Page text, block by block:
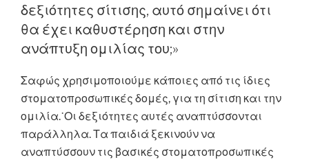
δεξιότητες σίτισης, αυτό σημαίνει ότι
θα έχει καθυστέρηση και στην
ανάπτυξη ομιλίας του;»
Σαφώς χρησιμοποιούμε κάποιες από τις ίδιες
στοματοπροσωπικές δομές, για τη σίτιση και την
ομιλία.˙Οι δεξιότητες αυτές αναπτύσσονται
παράλληλα. Τα παιδιά ξεκινούν να
αναπτύσσουν τις βασικές στοματοπροσωπικές